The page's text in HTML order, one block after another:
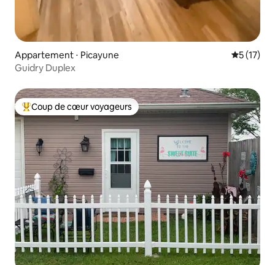
Appartement ⋅ Picayune
5 (17)
Guidry Duplex
Coups de cœur voyageurs les plus appréciés
Coup de cœur voyageurs